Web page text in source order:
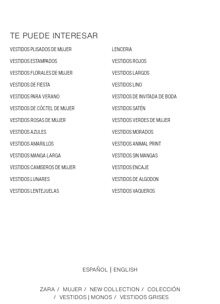
TE PUEDE INTERESAR
VESTIDOS PLISADOS DE MUJER
LENCERIA
VESTIDOS ESTAMPADOS
VESTIDOS ROJOS
VESTIDOS FLORALES DE MUJER
VESTIDOS LARGOS
VESTIDOS DE FIESTA
VESTIDOS LINO
VESTIDOS PARA VERANO
VESTIDOS DE INVITADA DE BODA
VESTIDOS DE CÓCTEL DE MUJER
VESTIDOS SATÉN
VESTIDOS ROSAS DE MUJER
VESTIDOS VERDES DE MUJER
VESTIDOS AZULES
VESTIDOS MORADOS
VESTIDOS AMARILLOS
VESTIDOS ANIMAL PRINT
VESTIDOS MANGA LARGA
VESTIDOS SIN MANGAS
VESTIDOS CAMISEROS DE MUJER
VESTIDOS ENCAJE
VESTIDOS LUNARES
VESTIDOS DE ALGODON
VESTIDOS LENTEJUELAS
VESTIDOS VAQUEROS
ZARA / MUJER / NEW COLLECTION / COLECCIÓN
/ VESTIDOS | MONOS / VESTIDOS GRISES
ESPAÑOL ENGLISH